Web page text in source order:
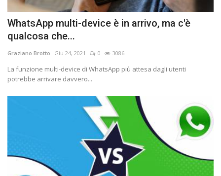
WhatsApp multi-device è in arrivo, ma c'è
qualcosa che...
Graziano Brotto Giu 24, 2021 0 3086
La funzione multi-device di WhatsApp più attesa dagli utenti
potrebbe arrivare davvero...